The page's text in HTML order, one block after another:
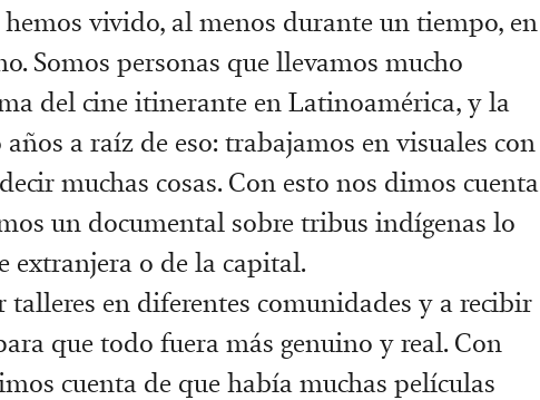
hemos vivido, al menos durante un tiempo, en
Somos personas que llevamos mucho
del cine itinerante en Latinoamérica, y la
a raíz de eso: trabajamos en visuales con
muchas cosas. Con esto nos dimos cuenta
un documental sobre tribus indígenas lo
extranjera o de la capital.
talleres en diferentes comunidades y a recibir
que todo fuera más genuino y real. Con
cuenta de que había muchas películas